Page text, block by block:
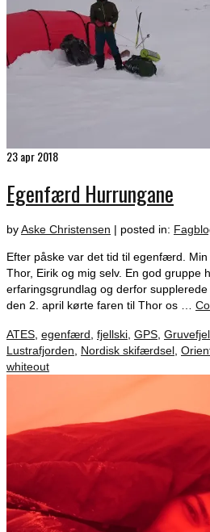
23apr 2018
Egenfærd Hurrungane
byAske Christensen | posted in:
Efter påske var det tid til egenfærd. Min
Thor, Eirik og mig selv. En god gruppe
erfaringsgrundlag og derfor
den 2. april kørte faren til Thor os …
ATES egenfærd fjellski GPS
Lustrafjorden
Nordisk skifærdsel
whiteout